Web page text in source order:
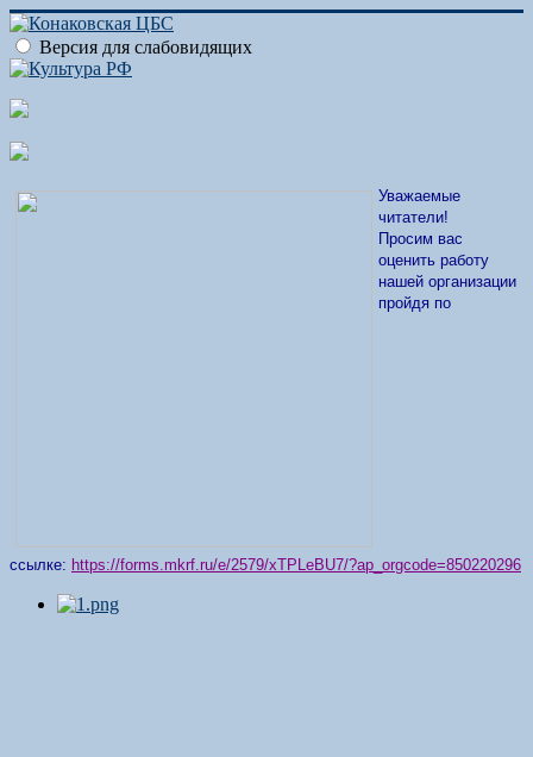
Версия для слабовидящих
Уважаемые
читатели!
Просим вас
оценить работу
нашей организации
пройдя по
ссылке: https://forms.mkrf.ru/e/2579/xTPLeBU7/?ap_orgcode=850220296